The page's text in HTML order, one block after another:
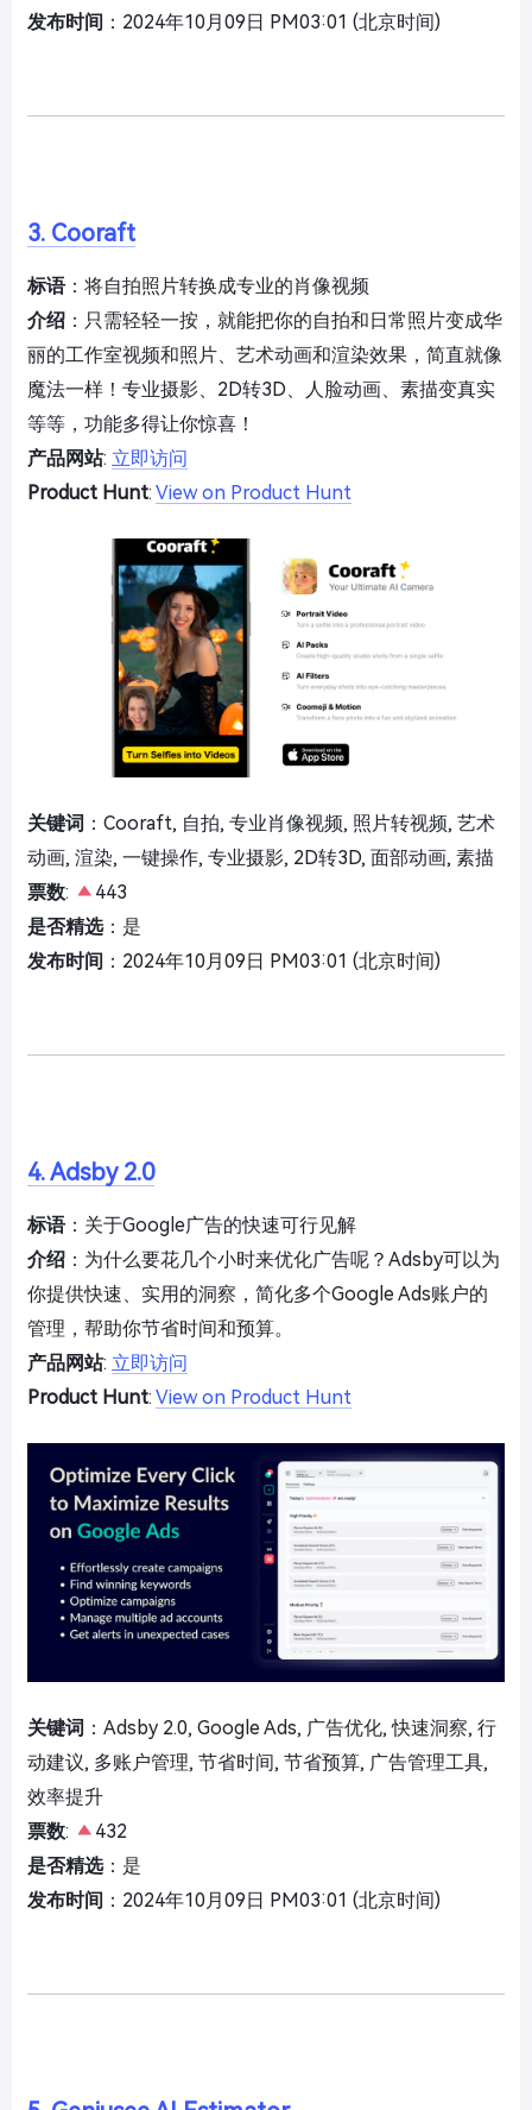
发布时间 ：2024年10月09日 PM03:01 (北京时间)
3. Cooraft
标语：将自拍照片转换成专业的肖像视频
介绍 ：只需轻轻一按，就能把你的自拍和日常照片变成华
丽的工作室视频和照片、艺术动画和渲染效果，简直就像
魔法一样！专业摄影、2D转3D、人脸动画、素描变真实
等等，功能多得让你惊喜！
产品网站: 立即访问
Product Hunt: View on Product Hunt
关键词 ：Cooraft, 自拍, 专业肖像视频, 照片转视频, 艺术
动画, 渲染, 一键操作, 专业摄影, 2D转3D, 面部动画, 素描
票数:
443
是否精选：是
发布时间 ：2024年10月09日 PM03:01 (北京时间)
4. Adsby 2.0
标语：关于Google广告的快速可行见解
介绍 ：为什么要花几个小时来优化广告呢？Adsby可以为
你提供快速、实用的洞察，简化多个Google Ads账户的
管理，帮助你节省时间和预算。
产品网站: 立即访问
Product Hunt: View on Product Hunt
关键词 ：Adsby 2.0, Google Ads, 广告优化, 快速洞察, 行
动建议, 多账户管理, 节省时间, 节省预算, 广告管理工具,
效率提升
票数:
432
是否精选：是
发布时间 ：2024年10月09日 PM03:01 (北京时间)